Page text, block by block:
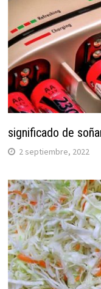
significado de
2 septiembre, 2022